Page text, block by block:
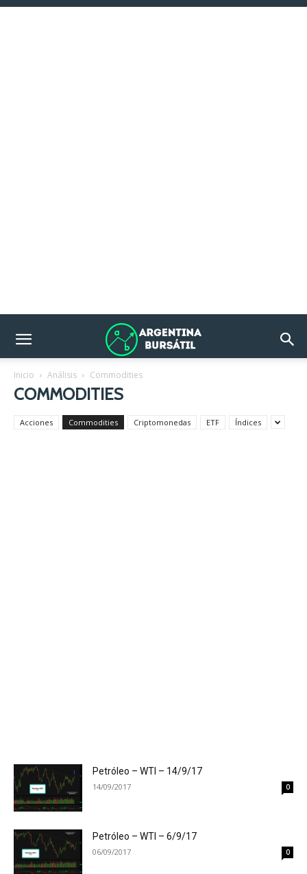
Inicio Análisis Commodities
COMMODITIES
Acciones Commodities Criptomonedas ETF Índices
Petróleo – WTI – 14/9/17
14/09/2017 0
Petróleo – WTI – 6/9/17
06/09/2017 0